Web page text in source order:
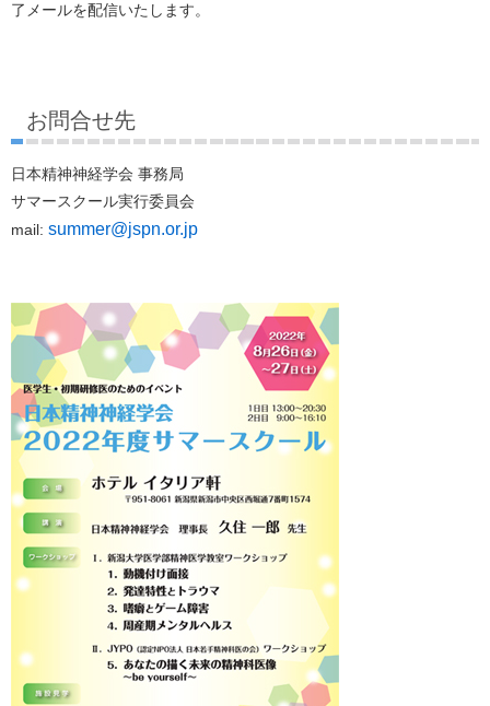
了メールを配信いたします。
お問合せ先
日本精神神経学会 事務局
サマースクール実行委員会
mail: summer@jspn.or.jp